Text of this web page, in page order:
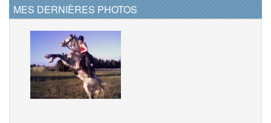
MES DERNIÈRES PHOTOS